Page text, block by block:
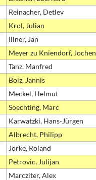
Reinacher, Detlev
Krol, Julian
Illner, Jan
Meyer zu Kniendorf, Jochen
Tanz, Manfred
Bolz, Jannis
Meckel, Helmut
Soechting, Marc
Karwatzki, Hans-Jürgen
Albrecht, Philipp
Jorke, Roland
Petrovic, Julijan
Marcziter, Alex